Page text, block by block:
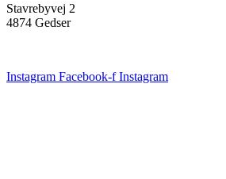
Stavrebyvej 2
4874 Gedser
Instagram Facebook-f Instagram